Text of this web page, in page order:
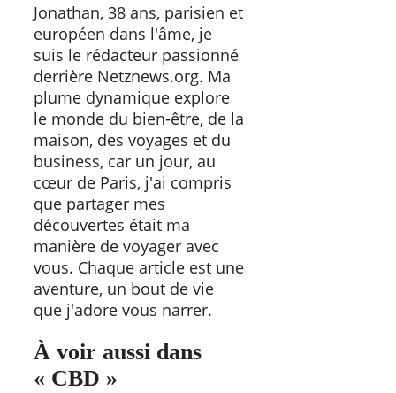
Jonathan, 38 ans, parisien et
européen dans l'âme, je
suis le rédacteur passionné
derrière Netznews.org. Ma
plume dynamique explore
le monde du bien-être, de la
maison, des voyages et du
business, car un jour, au
cœur de Paris, j'ai compris
que partager mes
découvertes était ma
manière de voyager avec
vous. Chaque article est une
aventure, un bout de vie
que j'adore vous narrer.
À voir aussi dans
« CBD »